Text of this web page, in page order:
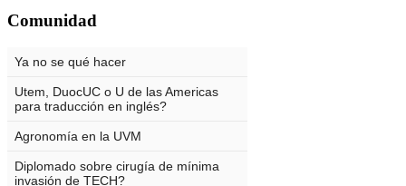
Comunidad